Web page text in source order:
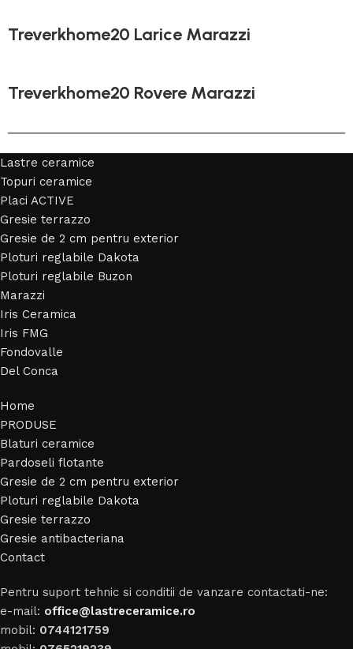
Treverkhome20 Larice Marazzi
Treverkhome20 Rovere Marazzi
Lastre ceramice
Topuri ceramice
Placi ACTIVE
Gresie terrazzo
Gresie de 2 cm pentru exterior
Ploturi reglabile Dakota
Ploturi reglabile Buzon
Marazzi
Iris Ceramica
Iris FMG
Fondovalle
Del Conca
Home
PRODUSE
Blaturi ceramice
Pardoseli flotante
Gresie de 2 cm pentru exterior
Ploturi reglabile Dakota
Gresie terrazzo
Gresie antibacteriana
Contact
Pentru suport tehnic si conditii de vanzare contactati-ne:
e-mail: office@lastreceramice.ro
mobil: 0744121759